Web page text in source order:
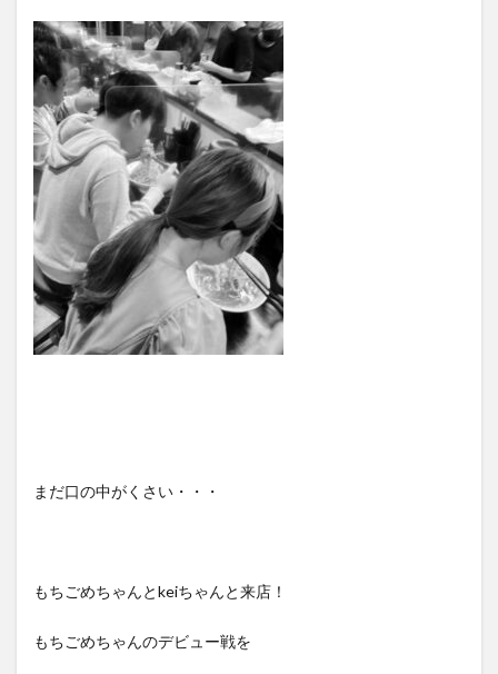
まだ口の中がくさい・・・
もちごめちゃんとkeiちゃんと来店！
もちごめちゃんのデビュー戦を